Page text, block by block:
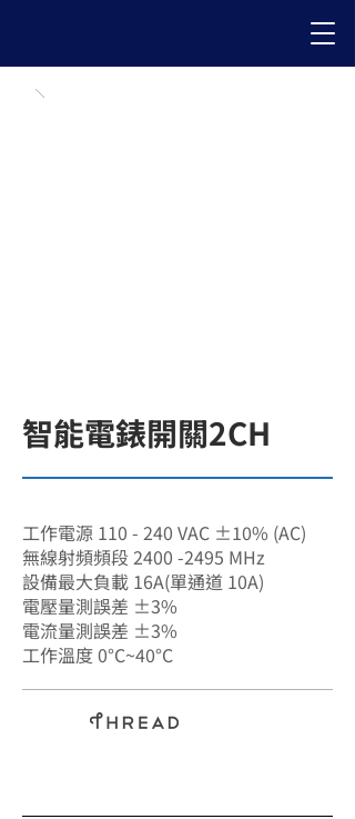
智能電錶開關2CH
工作電源 110 - 240 VAC ±10% (AC)
無線射頻頻段2400 -2495 MHz
設備最大負載 16A(單通道 10A)
電壓量測誤差 ±3%
電流量測誤差 ±3%
工作溫度 0°C~40°C